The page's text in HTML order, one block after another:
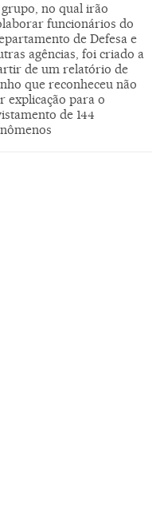
grupo, no qual irão
funcionários do
de Defesa e
agências, foi criado a
de um relatório de
que reconheceu não
explicação para o
de 144